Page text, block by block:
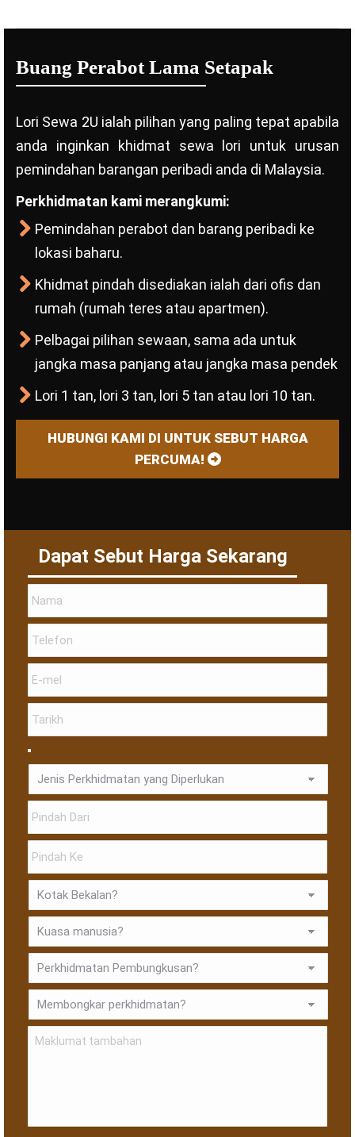
Buang Perabot Lama Setapak
Lori Sewa 2U ialah pilihan yang paling tepat apabila
anda inginkan khidmat sewa lori untuk urusan
pemindahan barangan peribadi anda di Malaysia.
Perkhidmatan kami merangkumi:
Pemindahan perabot dan barang peribadi ke
lokasi baharu.
Khidmat pindah disediakan ialah dari ofis dan
rumah (rumah teres atau apartmen).
Pelbagai pilihan sewaan, sama ada untuk
jangka masa panjang atau jangka masa pendek
Lori 1 tan, lori 3 tan, lori 5 tan atau lori 10 tan.
HUBUNGI KAMI DI UNTUK SEBUT HARGA
PERCUMA!
Dapat Sebut Harga Sekarang